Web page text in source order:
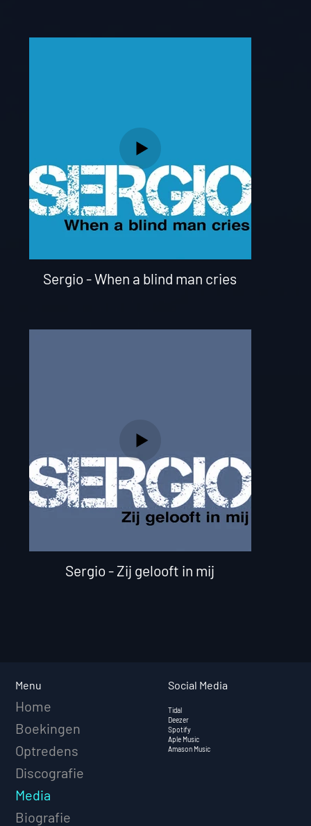
Sergio - When a blind man cries
Sergio - Zij gelooft in mij
Menu
Home
Boekingen
Optredens
Discografie
Media
Biografie
Social Media
Tidal
Deezer
Spotify
Aple Music
Amason Music